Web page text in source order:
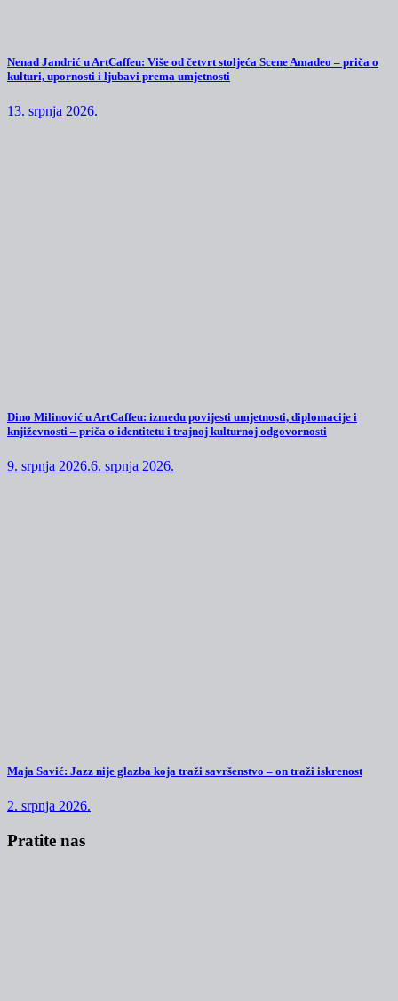
Nenad Jandrić u ArtCaffeu: Više od četvrt stoljeća Scene Amadeo – priča o
kulturi, upornosti i ljubavi prema umjetnosti
13. srpnja 2026.
Dino Milinović u ArtCaffeu: između povijesti umjetnosti, diplomacije i
književnosti – priča o identitetu i trajnoj kulturnoj odgovornosti
9. srpnja 2026.6. srpnja 2026.
Maja Savić: Jazz nije glazba koja traži savršenstvo – on traži iskrenost
2. srpnja 2026.
Pratite nas